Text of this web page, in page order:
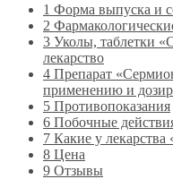
1 Форма выпуска и
2
3 Уколы, таблетки
лекарство
4 Препарат
применению и
5 Противопоказания
6 Побочные
7 Какие у
8 Цена
9 Отзывы